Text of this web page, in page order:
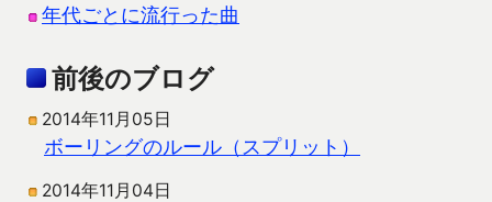
年代ごとに流行った曲
前後のブログ
2014年11月05日
ボーリングのルール（スプリット）
2014年11月04日